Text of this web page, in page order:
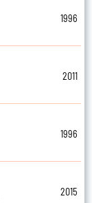
1996
2011
1996
2015